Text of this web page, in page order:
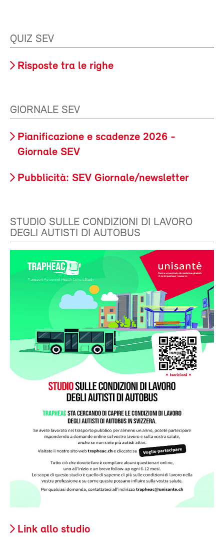
QUIZ SEV
Risposte tra le righe
GIORNALE SEV
Pianificazione e scadenze 2026 -
Giornale SEV
Pubblicità: SEV Giornale/newsletter
STUDIO SULLE CONDIZIONI DI LAVORO
DEGLI AUTISTI DI AUTOBUS
Link allo studio